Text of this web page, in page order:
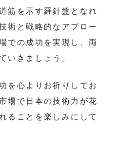
筋を示す羅針盤となれ
術と戦略的なアプロー
での成功を実現し、両
いきましょう。
を心よりお祈りしてお
場で日本の技術力が花
ることを楽しみにして